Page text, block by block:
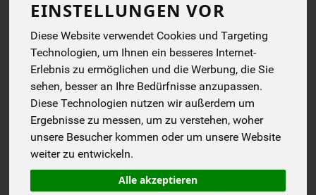
EINSTELLUNGEN VOR
Diese Website verwendet Cookies und Targeting
Technologien, um Ihnen ein besseres Internet-
Erlebnis zu ermöglichen und die Werbung, die Sie
sehen, besser an Ihre Bedürfnisse anzupassen.
Diese Technologien nutzen wir außerdem um
Ergebnisse zu messen, um zu verstehen, woher
unsere Besucher kommen oder um unsere Website
weiter zu entwickeln.
Alle akzeptieren
GUTSKÜCHE
WULKSFELDER ROGGEN
BRAND
EG
(79,90 € / Liter)
alc. 40,0% vol.